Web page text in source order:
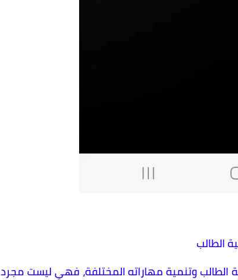
الطالب
وتنمية مهاراته المختلفة، فهي ليست مجرد